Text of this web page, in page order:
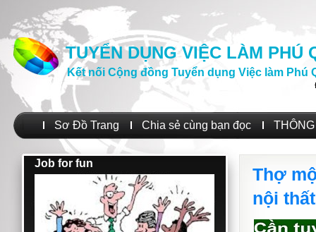
TUYỂN DỤNG VIỆC LÀM PHÚ
Kết nối Cộng đồng Tuyển dụng Việc làm Phú
Sơ Đồ Trang Chia sẻ cùng bạn đọc
Job for fun
Thợ
nội